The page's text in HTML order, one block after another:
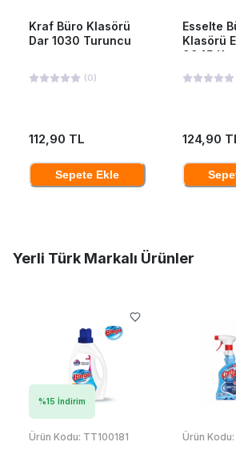
Kraf Büro Klasörü
Dar 1030 Turuncu
(0)
112,90 TL
Sepete Ekle
Esselte
Klasörü
9945
124,90
Yerli Türk Markalı Ürünler
%15 İndirim
Ürün Kodu: TT100181 Ürün Kodu: